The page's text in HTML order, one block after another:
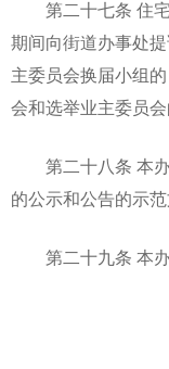
第二十七条 住宅
期间向街道办事处
主委员会换届小组
会和选举业主委员会
第二十八条 本办
的公示和公告的示
第二十九条 本办